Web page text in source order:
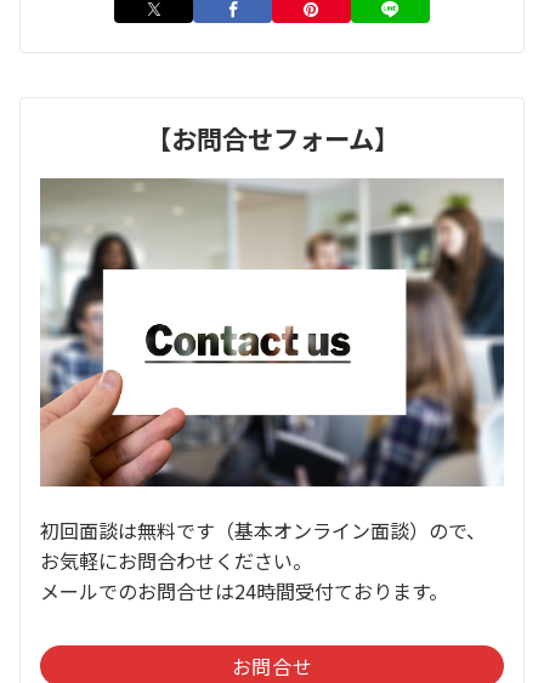
【お問合せフォーム】
初回面談は無料です（基本オンライン面談）ので、
お気軽にお問合わせください。
メールでのお問合せは24時間受付ております。
お問合せ